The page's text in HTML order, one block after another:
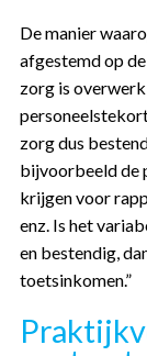
De manier
afgestemd op
zorg is overwerk
zorg dus
bijvoorbeeld de
krijgen voor
enz. Is het
en bestendig,
toetsinkomen.”